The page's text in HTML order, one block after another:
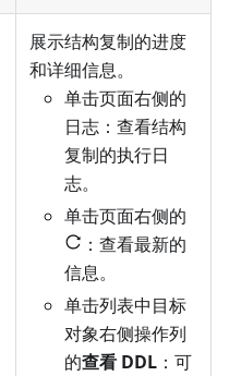
展示结构复制的进度
和详细信息。
单击页面右侧的
日志：查看结构
复制的执行日
志。
单击页面右侧的
：查看最新的
信息。
单击列表中目标
对象右侧操作列
的查看 DDL ：可